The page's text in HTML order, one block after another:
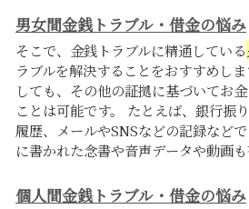
男女間金銭トラブル・借金の悩み
そこで、金銭トラブルに精通している
ラブルを解決することをおすすめし
しても、その他の証拠に基づいてお
ことは可能です。 たとえば、銀行振
履歴、メールやSNSなどの記録など
に書かれた念書や音声データや動画
個人間金銭トラブル・借金の悩み